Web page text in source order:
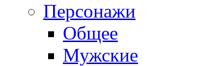
Персонажи
Общее
Мужские